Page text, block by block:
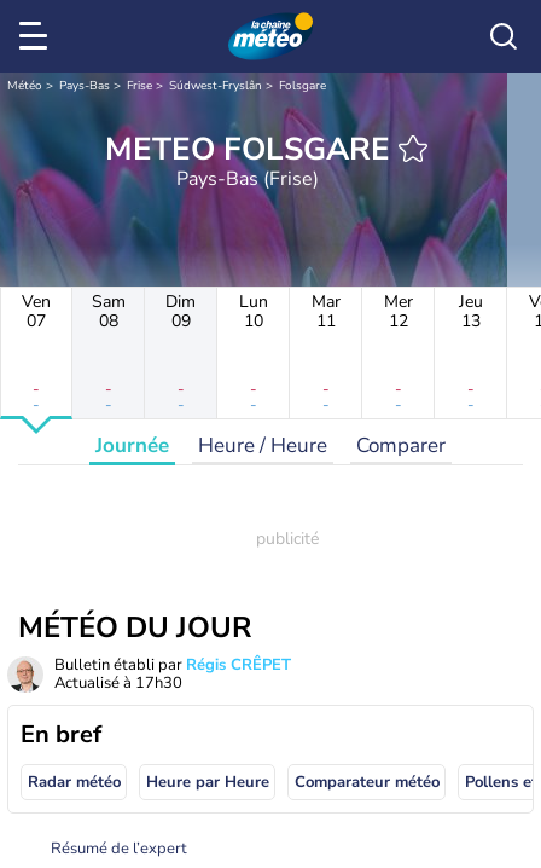
Météo Pays-Bas Frise Súdwest-Fryslân Folsgare
METEO FOLSGARE
Pays-Bas (Frise)
Ven
07
-
-
Sam
08
-
-
Dim
09
-
-
Lun
10
-
-
Mar
11
-
-
Mer
12
-
-
Jeu
13
-
-
Journée Heure / Heure Comparer
MÉTÉO DU JOUR
Bulletin établi par Régis CRÊPET
Actualisé à 17h30
En bref
Radar météo Heure par Heure Comparateur météo Pollens
Résumé de l’expert